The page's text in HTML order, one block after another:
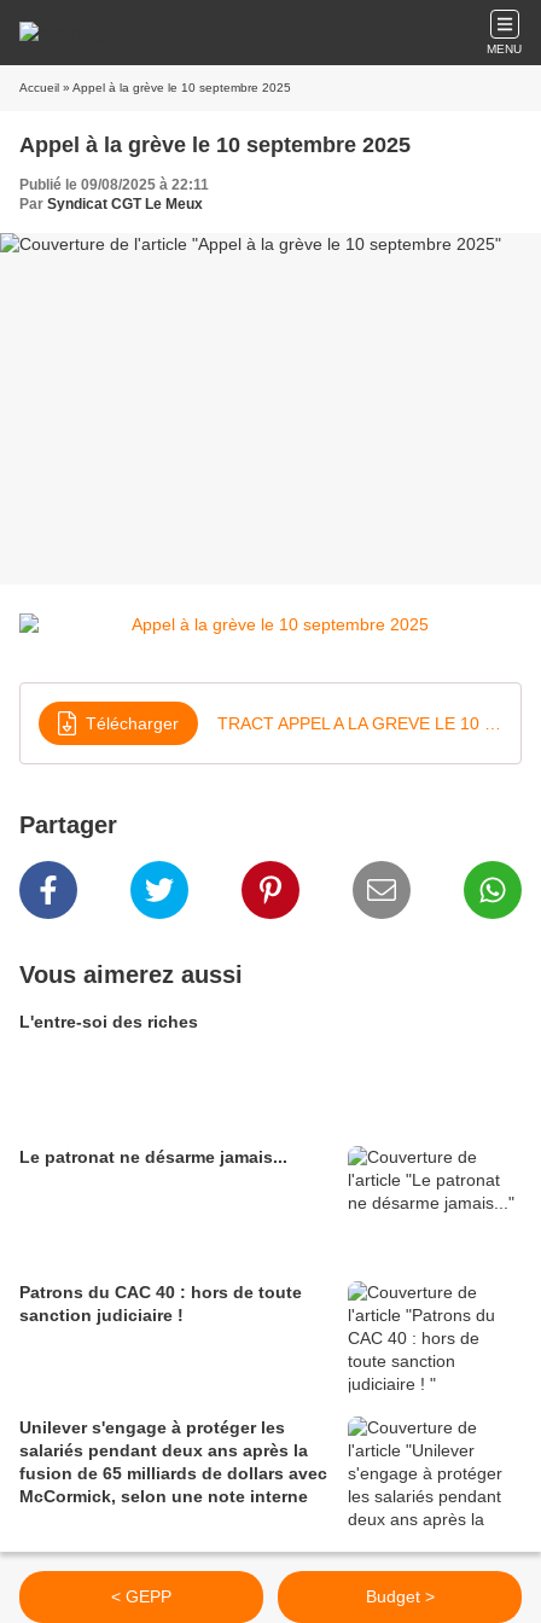
MENU
Accueil » Appel à la grève le 10 septembre 2025
Appel à la grève le 10 septembre 2025
Publié le 09/08/2025 à 22:11
Par Syndicat CGT Le Meux
Télécharger
Partager
Vous aimerez aussi
L'entre-soi des riches
Le patronat ne désarme jamais...
Patrons du CAC 40 : hors de toute
sanction judiciaire !
Unilever s'engage à protéger les
salariés pendant deux ans après la
fusion de 65 milliards de dollars avec
McCormick, selon une note interne
< GEPP Budget >